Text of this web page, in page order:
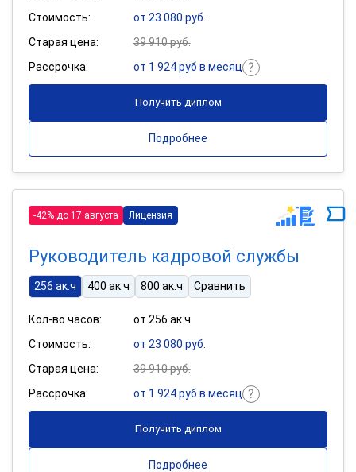
Стоимость:
от 23 080 руб.
Старая цена:
39 910 руб.
Рассрочка:
от 1 924 руб в месяц
Получить диплом
Подробнее
-42% до 17 августа Лицензия
Руководитель кадровой службы
256 ак.ч 400 ак.ч 800 ак.ч Сравнить
Кол-во часов:
от 256 ак.ч
Стоимость:
от 23 080 руб.
Старая цена:
39 910 руб.
Рассрочка:
от 1 924 руб в месяц
Получить диплом
Подробнее